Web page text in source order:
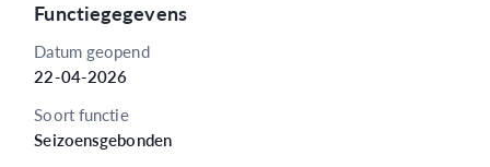
Functiegegevens
Datum geopend
22-04-2026
Soort functie
Seizoensgebonden